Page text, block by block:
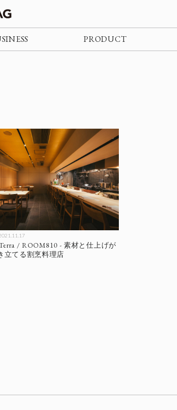
PRODUCT
/ ROOM810 - 素材と仕上げが
立てる割烹料理店